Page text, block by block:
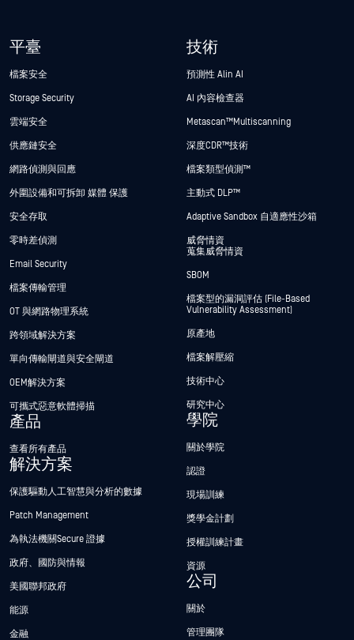
平臺
檔案安全
Storage Security
雲端安全
供應鏈安全
網路偵測與回應
外圍設備和可拆卸 媒體 保護
安全存取
零時差偵測
Email Security
檔案傳輸管理
OT 與網路物理系統
跨領域解決方案
單向傳輸閘道與安全閘道
OEM解決方案
可攜式惡意軟體掃描
產品
查看所有產品
解決方案
保護驅動人工智慧與分析的數據
Patch Management
為執法機關Secure 證據
政府、國防與情報
美國聯邦政府
能源
金融
技術
預測性 Alin AI
AI 內容檢查器
Metascan™ Multiscanning
深度CDR™技術
檔案類型偵測™
主動式 DLP™
Adaptive Sandbox 自適應性沙箱
威脅情資
蒐集威脅情資
SBOM
檔案型的漏洞評估 (File-Based
Vulnerability Assessment)
原產地
檔案解壓縮
技術中心
研究中心
學院
關於學院
認證
現場訓練
獎學金計劃
授權訓練計畫
資源
公司
關於
管理團隊